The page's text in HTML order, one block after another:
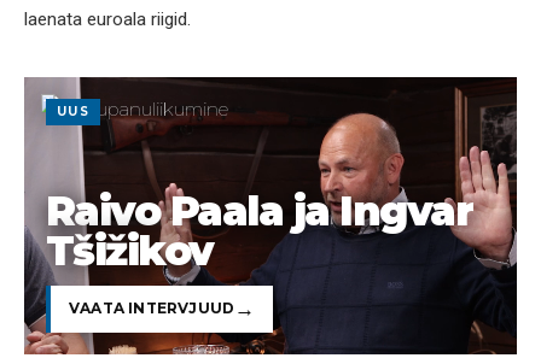
laenata euroala riigid.
UUS
Raivo Paala ja Ingvar
Tšižikov
VAATA INTERVJUUD